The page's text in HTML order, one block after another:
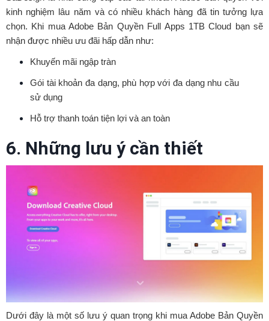
kinh nghiệm lâu năm và có nhiều khách hàng đã tin tưởng lựa
chọn. Khi mua Adobe Bản Quyền Full Apps 1TB Cloud bạn sẽ
nhận được nhiều ưu đãi hấp dẫn như:
Khuyến mãi ngập tràn
Gói tài khoản đa dạng, phù hợp với đa dạng nhu cầu
sử dụng
Hỗ trợ thanh toán tiện lợi và an toàn
6. Những lưu ý cần thiết
Dưới đây là một số lưu ý quan trọng khi mua Adobe Bản Quyền